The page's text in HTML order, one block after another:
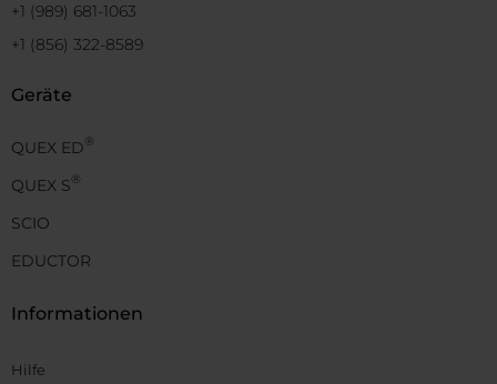
+1 (989) 681-1063
+1 (856) 322-8589
Geräte
QUEX ED®
QUEX S®
SCIO
EDUCTOR
Informationen
Hilfe